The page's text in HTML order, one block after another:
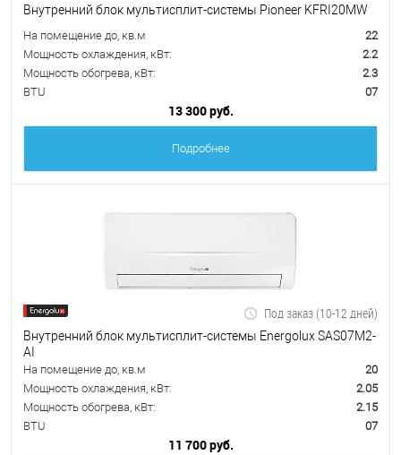
Внутренний блок мультисплит-системы Pioneer KFRI20MW
На помещение до, кв.м
22
Мощность охлаждения, кВт:
2.2
Мощность обогрева, кВт:
2.3
BTU
07
13 300 руб.
Подробнее
Под заказ (10-12 дней)
Внутренний блок мультисплит-системы Energolux SAS07M2-
AI
На помещение до, кв.м
20
Мощность охлаждения, кВт:
2.05
Мощность обогрева, кВт:
2.15
BTU
07
11 700 руб.